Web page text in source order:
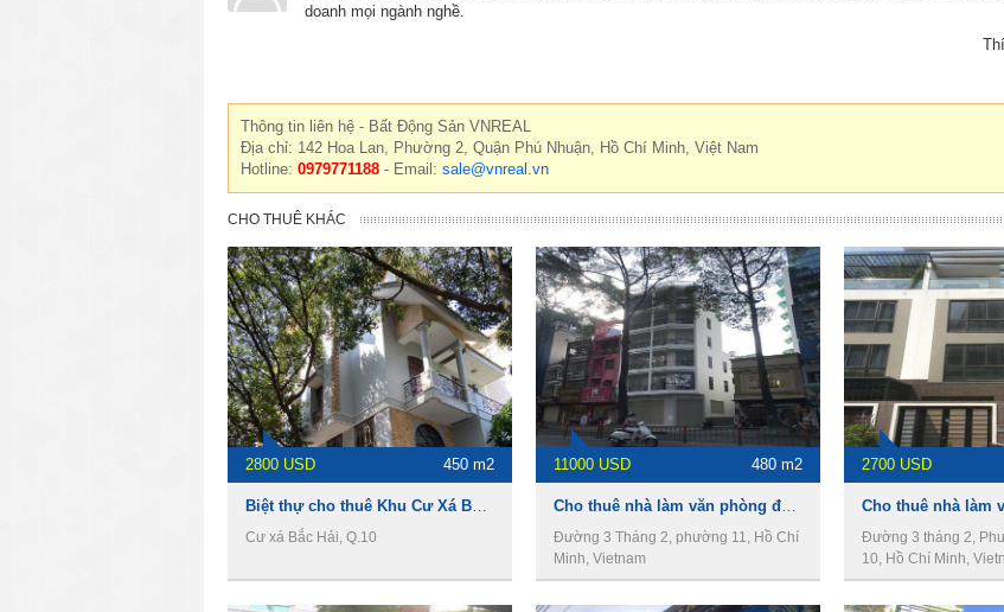
doanh mọi ngành nghề.
Thông tin liên hệ - Bất Động Sản VNREAL
Địa chỉ: 142 Hoa Lan, Phường 2, Quận Phú Nhuận, Hồ Chí Minh, Việt Nam
Hotline: 0979771188 - Email: sale@vnreal.vn
CHO THUÊ KHÁC
2800 USD 450 m2
Cư xá Bắc Hải, Q.10
11000 USD 480 m2
Đường 3 Tháng 2, phường 11, Hồ Chí
Minh, Vietnam
2700 USD
Đường 3 tháng 2,
10, Hồ Chí Minh,